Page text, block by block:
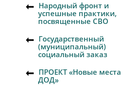
Народный фронт и
успешные практики,
посвященные СВО
Государственный
(муниципальный)
социальный заказ
ПРОЕКТ «Новые места
ДОД»